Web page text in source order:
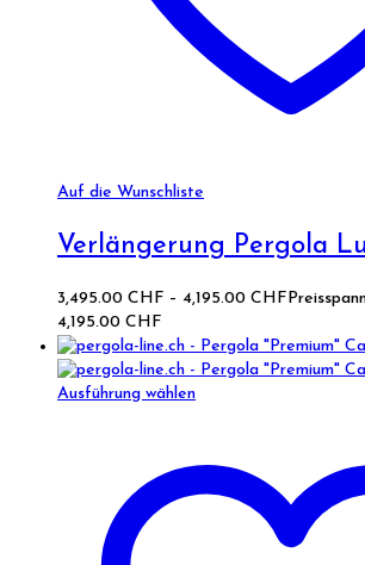
Auf die Wunschliste
Verlängerung Pergola
3,495.00 CHF – 4,195.00 CHF
4,195.00 CHF
Ausführung wählen